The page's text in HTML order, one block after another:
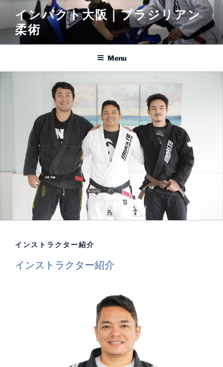
o
conteúdo
インパクト大阪｜ブラジリアン
柔術
Menu
インストラクター紹介
インストラクター紹介